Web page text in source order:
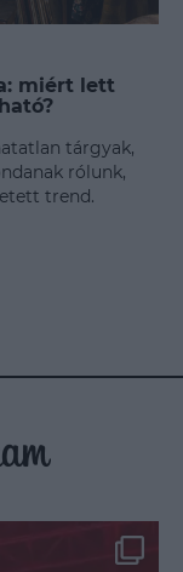
miért lett
tárgyak,
rólunk,
trend.